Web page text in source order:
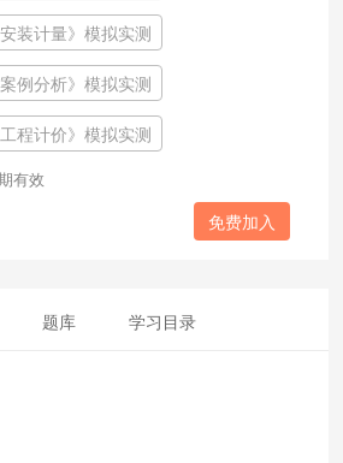
安装计量》模拟实测
案例分析》模拟实测
工程计价》模拟实测
有效
免费加入
题库 学习目录